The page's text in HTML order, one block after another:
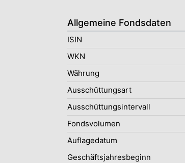
Allgemeine Fondsdaten
ISIN
WKN
Währung
Ausschüttungsart
Ausschüttungsintervall
Fondsvolumen
Auflagedatum
Geschäftsjahresbeginn